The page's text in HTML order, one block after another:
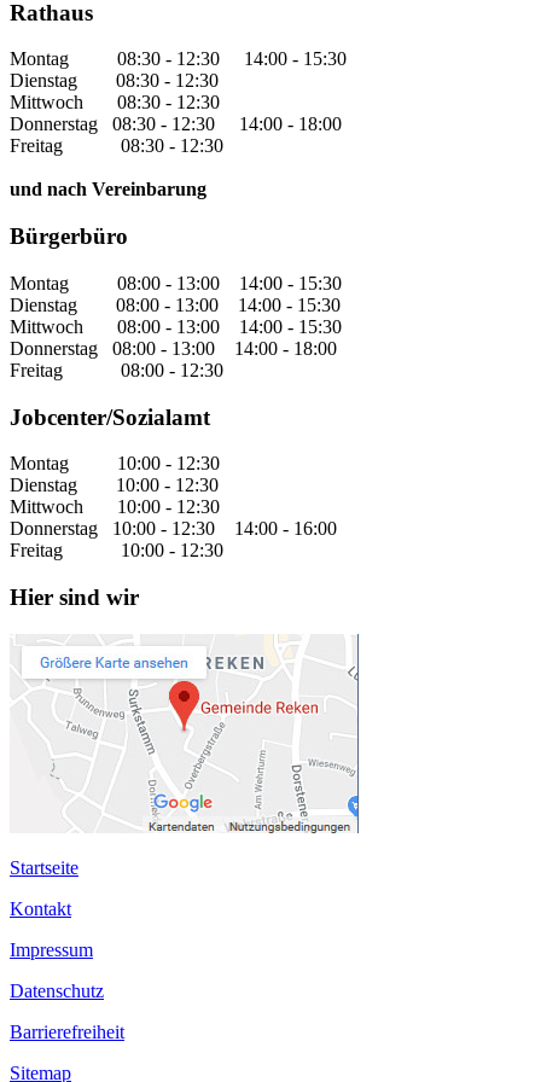
Rathaus
Montag 08:30 - 12:30 14:00 - 15:30
Dienstag 08:30 - 12:30
Mittwoch 08:30 - 12:30
Donnerstag 08:30 - 12:30 14:00 - 18:00
Freitag 08:30 - 12:30
und nach Vereinbarung
Bürgerbüro
Montag 08:00 - 13:00 14:00 - 15:30
Dienstag 08:00 - 13:00 14:00 - 15:30
Mittwoch 08:00 - 13:00 14:00 - 15:30
Donnerstag 08:00 - 13:00 14:00 - 18:00
Freitag 08:00 - 12:30
Jobcenter/Sozialamt
Montag 10:00 - 12:30
Dienstag 10:00 - 12:30
Mittwoch 10:00 - 12:30
Donnerstag 10:00 - 12:30 14:00 - 16:00
Freitag 10:00 - 12:30
Hier sind wir
Startseite
Kontakt
Impressum
Datenschutz
Barrierefreiheit
Sitemap